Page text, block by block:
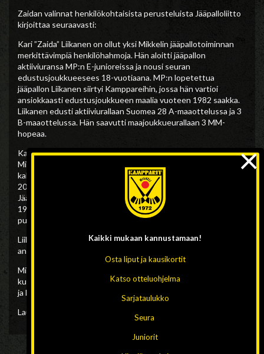
Zaidan valinnat henkilökohtaisista perusteluista Jääpalloliitto
kirjoittaa seuraavasti:
Kari ”Zaida” Liikanen on ollut yksi Mikkelin jääpallotoiminnan
merkittävimpiä henkilöhahmoja. Hän aloitti jääpallon
aktiiviuransa MP:n E-junioreissa ja nousi seuran
edustusjoukkueesees 18-vuotiaana. MP:n lopetettua
jääpallon Liikanen siirtyi Kamppareihin, jossa hän vartioi
ansiokkaasti edustusjoukkueen maalia vuoteen 1982 saakka.
Liikanen edusti aktiiviurallaan Suomea 28 A-maaottelussa ja 3
B-maaottelussa. Hän saavutti maajoukkueurallaan 3 MM-
hopeaa.
Kari Liikanen on tehnyt varsin merkittävän uran seurajohtajana
Mikkelin Kamppareissa. Hän toimi seuran puheenjohtajana
kahteen otteeseen yhte2nsä 13 vuotta1990-93 ja 1996-
2003. Liikanen on vaikuttanut aktiivisesti myös Suomen
Jääpalloliitossa. Hän toimi liiton hallituksen jäsenenä vuod2sta
1995 yhteensä 14 vuotta, mistä ajasta hän oli 8 vuotta liiton
puheenjohtajana.
Liikaselle on myönnetty ansioistaan Jääpalloliiton kultainen
ansiomerkki ja hopeinen plaketti.
Mikkeliläinen jääpalloväki yhtyy täysin sydämin liiton
kunnianosoitukseen ja ikävöi liian varhain Hänskin katsomosta
ja keskuudestamme poistunutta suurta persoonaa!
Lauri Tikanoja
Kaikki mukaan kannustamaan!
Osta liput ja kausikortit
Katso otteluohjelma
Sarjataulukko
Seura
Juniorit
×